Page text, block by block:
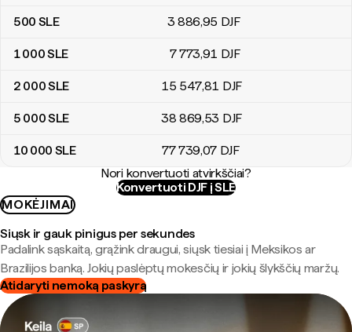
500 SLE 3 886,95 DJF
1 000SLE 7 773,91 DJF
2 000SLE 15 547,81 DJF
5 000SLE 38 869,53 DJF
10 000 SLE 77 739,07 DJF
Nori konvertuoti atvirkščiai?
Konvertuoti DJF į SLE
MOKĖJIMAI
Siųsk ir gauk pinigus per sekundes
Padalink sąskaitą, grąžink draugui, siųsk tiesiai į Meksikos ar
Brazilijos banką. Jokių paslėptų mokesčių ir jokių šlykščių maržų.
Atidaryti nemoką paskyrą